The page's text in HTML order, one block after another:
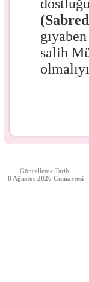
salih
Güncelleme Tarihi
8 Ağustos 2026 Cumartesi